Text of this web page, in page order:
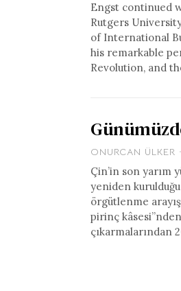
Engst continued
Rutgers
of International
his remarkable
Revolution, and
ONURCAN ÜLKER
Çin’in son yarım
yeniden
örgütlenme
pirinç
çıkarmalarından